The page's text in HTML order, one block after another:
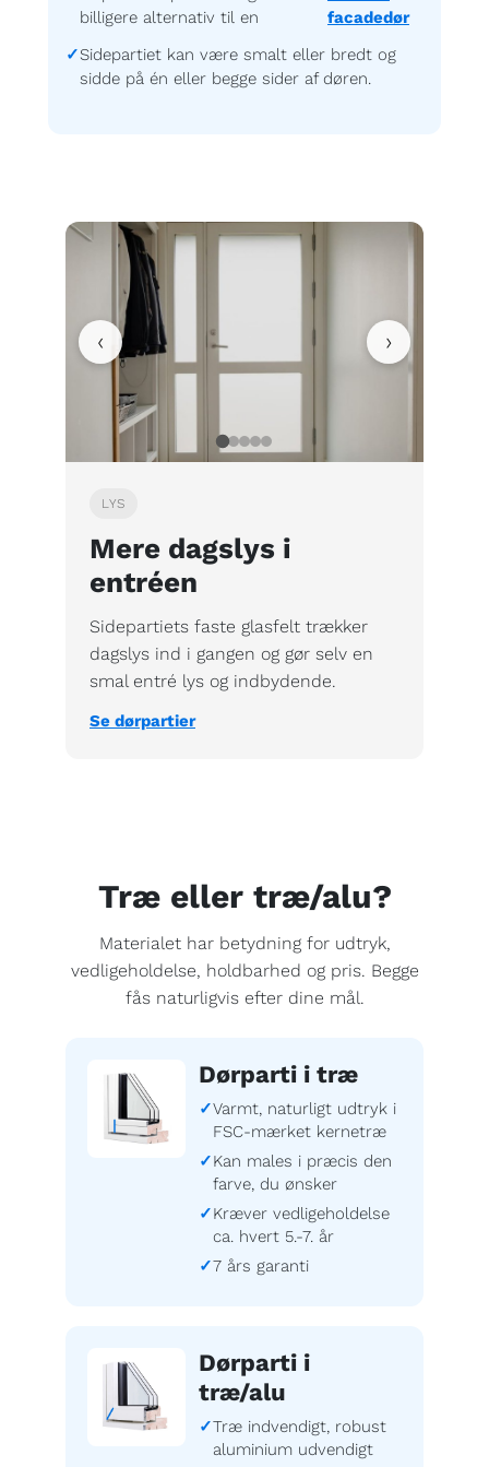
billigere alternativ til en
facadedør
Sidepartiet kan være smalt eller bredt og
sidde på én eller begge sider af døren.
‹ ›
LYS
Mere dagslys i
entréen
Sidepartiets faste glasfelt trækker
dagslys ind i gangen og gør selv en
smal entré lys og indbydende.
Se dørpartier
Træ eller træ/alu?
Materialet har betydning for udtryk,
vedligeholdelse, holdbarhed og pris. Begge
fås naturligvis efter dine mål.
Dørparti i træ
Varmt, naturligt udtryk i
FSC-mærket kernetræ
Kan males i præcis den
farve, du ønsker
Kræver vedligeholdelse
ca. hvert 5.-7. år
7 års garanti
Dørparti i
træ/alu
Træ indvendigt, robust
aluminium udvendigt